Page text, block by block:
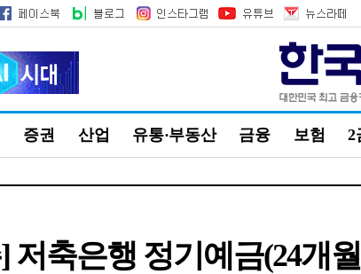
증권 산업 유통·부동산 금융 보험 2
저축은행 정기예금(24개